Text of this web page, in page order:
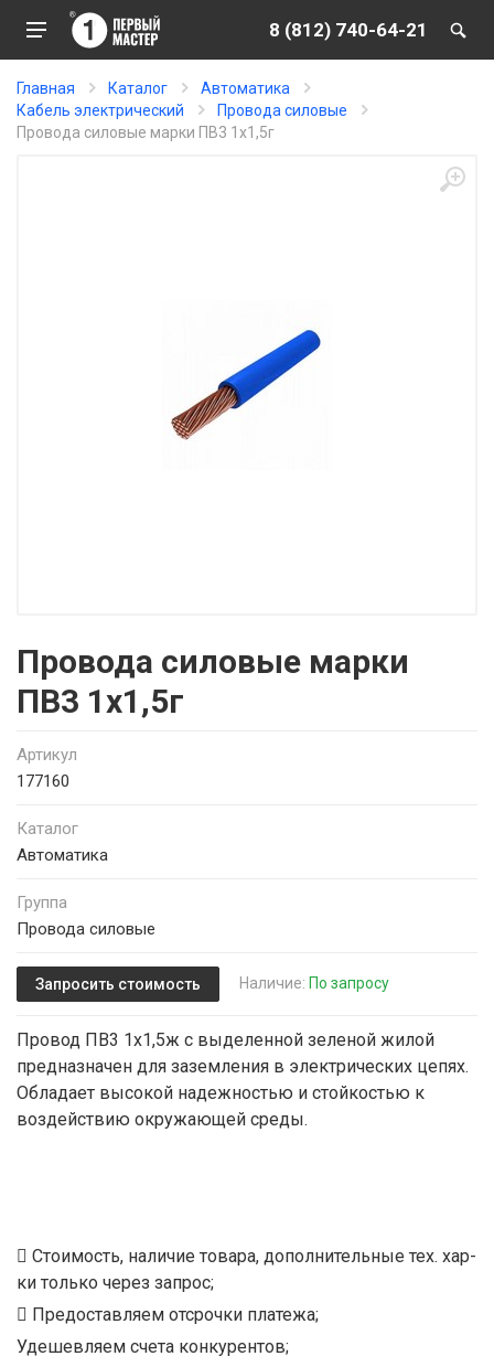
8 (812) 740-64-21
Главная Каталог
Автоматика
Кабель электрический
Провода силовые
Провода силовые марки ПВ3 1х1,5г
Провода силовые марки
ПВ3 1х1,5г
Артикул
177160
Каталог
Автоматика
Группа
Провода силовые
Запросить стоимость Наличие: По запросу
Провод ПВ3 1х1,5ж с выделенной зеленой жилой
предназначен для заземления в электрических цепях.
Обладает высокой надежностью и стойкостью к
воздействию окружающей среды.
Стоимость, наличие товара, дополнительные тех. хар-
ки только через запрос;
Предоставляем отсрочки платежа;
Удешевляем счета конкурентов;